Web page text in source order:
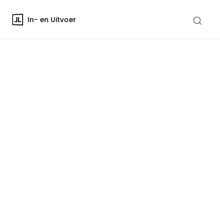
In- en Uitvoer